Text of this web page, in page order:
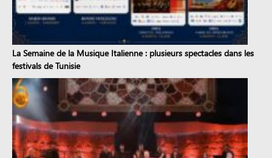
La Semaine de la Musique Italienne : plusieurs spectacles dans les
festivals de Tunisie